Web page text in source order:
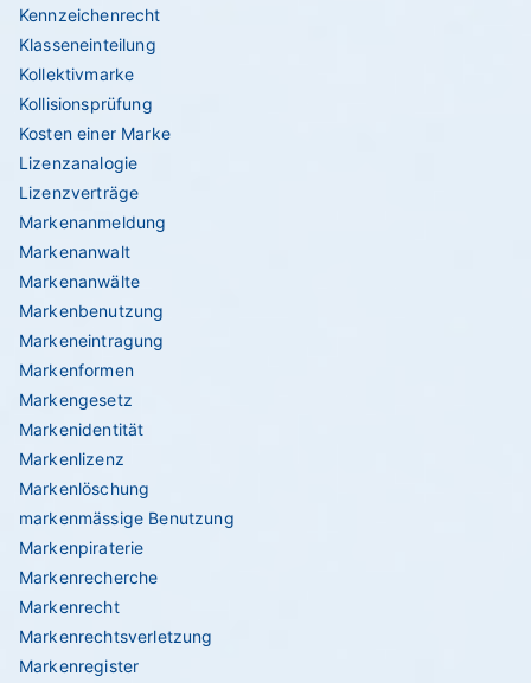
Kennzeichenrecht
Klasseneinteilung
Kollektivmarke
Kollisionsprüfung
Kosten einer Marke
Lizenzanalogie
Lizenzverträge
Markenanmeldung
Markenanwalt
Markenanwälte
Markenbenutzung
Markeneintragung
Markenformen
Markengesetz
Markenidentität
Markenlizenz
Markenlöschung
markenmässige Benutzung
Markenpiraterie
Markenrecherche
Markenrecht
Markenrechtsverletzung
Markenregister